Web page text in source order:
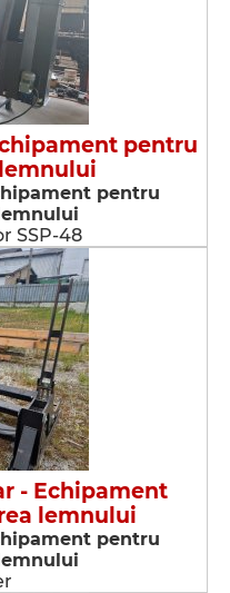
pentru
pentru
SSP-48
- Echipament
lemnului
pentru